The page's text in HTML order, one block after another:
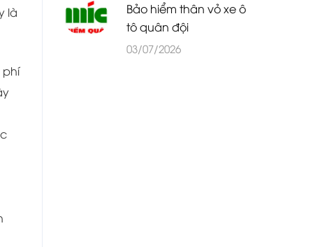
là
phí
Bảo hiểm thân vỏ xe ô
tô quân đội
03/07/2026